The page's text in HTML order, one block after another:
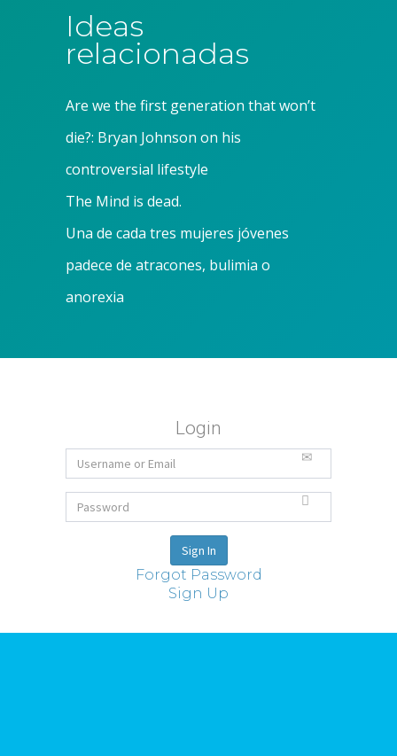
Ideas
relacionadas
Are we the first generation that won’t
die?: Bryan Johnson on his
controversial lifestyle
The Mind is dead.
Una de cada tres mujeres jóvenes
padece de atracones, bulimia o
anorexia
Login
Forgot Password
Sign Up